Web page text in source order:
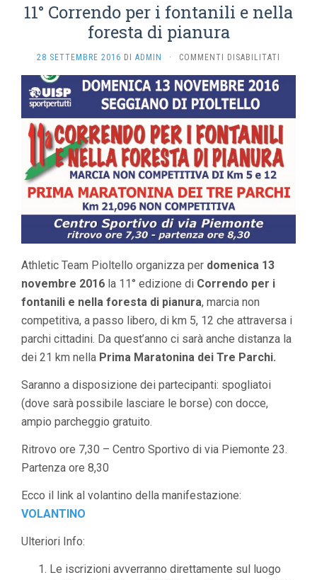
11° Correndo per i fontanili e nella
foresta di pianura
28 SETTEMBRE 2016 DI ADMIN · COMMENTI DISABILITATI
NELLA
FORESTA
PIANURA
Athletic Team Pioltello organizza per domenica 13
novembre 2016 la 11° edizione di Correndo per i
fontanili e nella foresta di pianura, marcia non
competitiva, a passo libero, di km 5, 12 che attraversa i
parchi cittadini. Da quest’anno ci sarà anche distanza la
dei 21 km nella Prima Maratonina dei Tre Parchi.
Saranno a disposizione dei partecipanti: spogliatoi
(dove sarà possibile lasciare le borse) con docce,
ampio parcheggio gratuito.
Ritrovo ore 7,30 – Centro Sportivo di via Piemonte 23.
Partenza ore 8,30
Ecco il link al volantino della manifestazione:
VOLANTINO
Ulteriori Info:
Le iscrizioni avverranno direttamente sul luogo